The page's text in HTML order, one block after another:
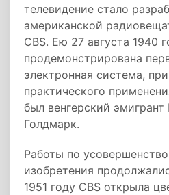
телевидение стало
американской
CВS. Ею 27 августа 1940
продемонстрирована
электронная система,
практического
был венгерский
Голдмарк.
Работы по
изобретения
1951 году CBS открыла